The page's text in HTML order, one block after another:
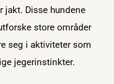
Disse hundene
store områder
seg i aktiviteter som
jegerinstinkter.